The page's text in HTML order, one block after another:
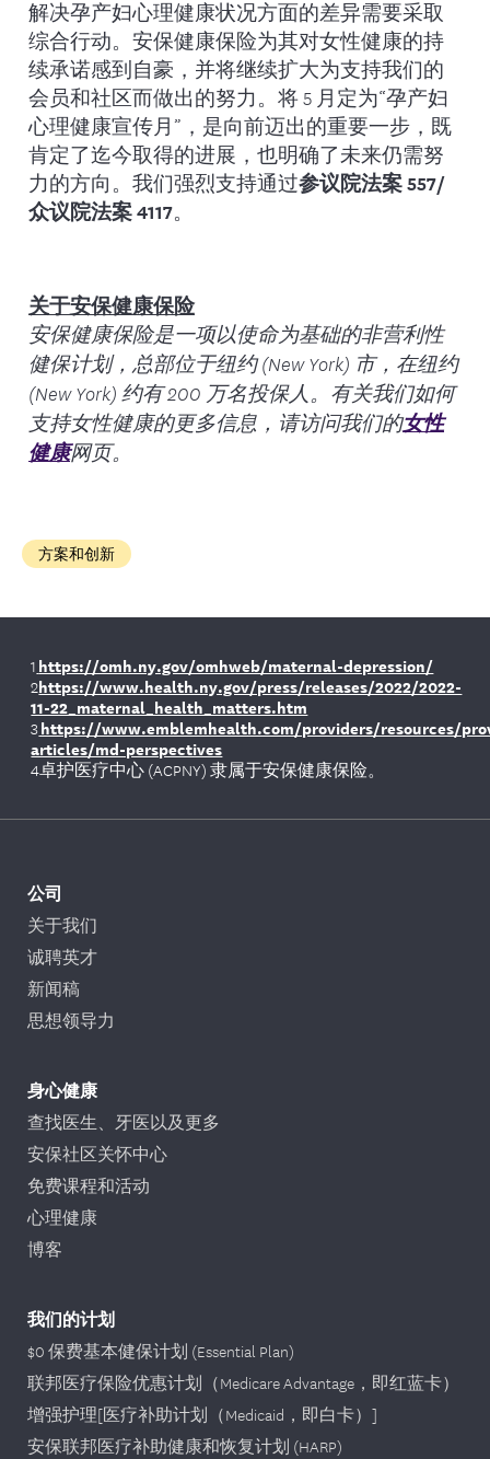
解决孕产妇心理健康状况方面的差异需要采取
综合行动。安保健康保险为其对女性健康的持
续承诺感到自豪，并将继续扩大为支持我们的
会员和社区而做出的努力。将 5 月定为“孕产妇
心理健康宣传月”，是向前迈出的重要一步，既
肯定了迄今取得的进展，也明确了未来仍需努
力的方向。我们强烈支持通过参议院法案 557/
众议院法案 4117。
关于安保健康保险
安保健康保险是一项以使命为基础的非营利性
健保计划，总部位于纽约 (New York) 市，在纽约
(New York) 约有 200 万名投保人。有关我们如何
支持女性健康的更多信息，请访问我们的女性
健康网页。
方案和创新
1https://omh.ny.gov/omhweb/maternal-depression/
2https://www.health.ny.gov/press/releases/2022/2022-
11-22_maternal_health_matters.htm
3https://www.emblemhealth.com/providers/resources/
articles/md-perspectives
4卓护医疗中心 (ACPNY) 隶属于安保健康保险。
公司
关于我们
诚聘英才
新闻稿
思想领导力
身心健康
查找医生、牙医以及更多
安保社区关怀中心
免费课程和活动
心理健康
博客
我们的计划
$0 保费基本健保计划 (Essential Plan)
联邦医疗保险优惠计划（Medicare Advantage，即红蓝卡）
增强护理[医疗补助计划（Medicaid，即白卡）]
安保联邦医疗补助健康和恢复计划 (HARP)